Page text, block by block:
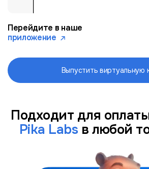
Перейдите в наше
приложение
Выпустить виртуальную
Подходит для
Pika Labs в любой